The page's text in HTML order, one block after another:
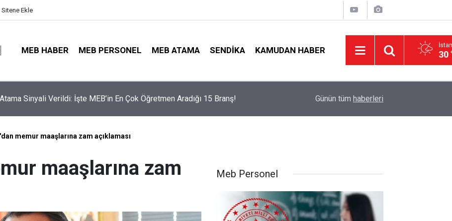
Sitene Ekle
MEB HABER MEB PERSONEL MEB ATAMA SENDIKA KAMUDAN HABER 30
Büyük Risk: Gözde Liselerde Kontenjanlar Bitti, Rekabet
İlçe Milli Eğitim Müdürü Ataması Yapıldı
Günün tüm haberleri
memur maaşlarına zam açıklaması
maaşlarına zam
Meb Personel